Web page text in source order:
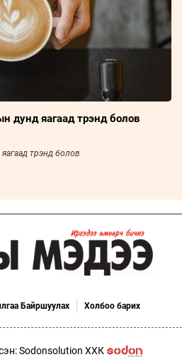
дунд яагаад трэнд болов
трэнд болов
Байршуулах Холбоо барих
Sodonsolution ХХК